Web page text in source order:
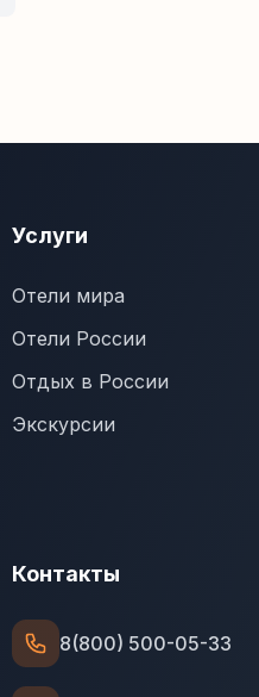
Услуги
Отели мира
Отели России
Отдых в России
Экскурсии
Контакты
8(800) 500-05-33